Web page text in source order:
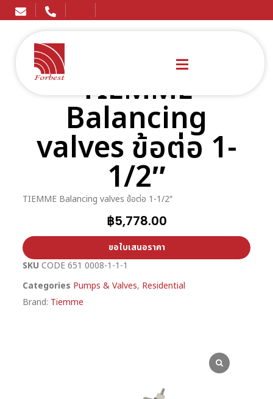
TIEMME
Balancing
valves ข้อต่อ 1-
1/2″
TIEMME Balancing valves ข้อต่อ 1-1/2″
฿5,778.00
ขอใบเสนอราคา
SKU CODE 651 0008-1-1-1
Categories Pumps & Valves, Residential
Brand: Tiemme